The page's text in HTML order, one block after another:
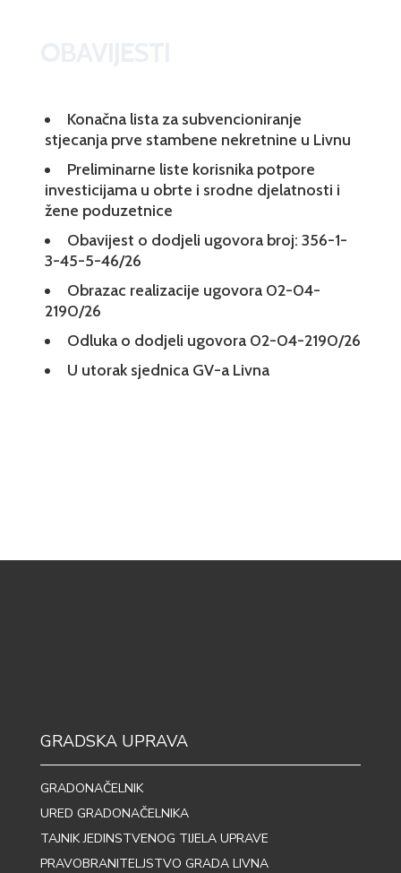
Konačna lista za subvencioniranje
stjecanja prve stambene nekretnine u Livnu
Preliminarne liste korisnika potpore
investicijama u obrte i srodne djelatnosti i
žene poduzetnice
Obavijest o dodjeli ugovora broj: 356-1-
3-45-5-46/26
Obrazac realizacije ugovora 02-04-
2190/26
Odluka o dodjeli ugovora 02-04-2190/26
U utorak sjednica GV-a Livna
GRADSKA UPRAVA
GRADONAČELNIK
URED GRADONAČELNIKA
TAJNIK JEDINSTVENOG TIJELA UPRAVE
PRAVOBRANITELJSTVO GRADA LIVNA